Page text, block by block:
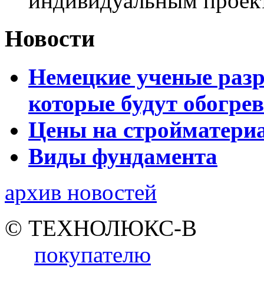
Новости
Немецкие ученые
которые будут
Цены на
Виды фундамента
архив новостей
© ТЕХНОЛЮКС-В
покупателю